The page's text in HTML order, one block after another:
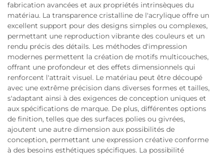
fabrication avancées et aux propriétés intrinsèques du
matériau. La transparence cristalline de l'acrylique offre un
excellent support pour des designs simples ou complexes,
permettant une reproduction vibrante des couleurs et un
rendu précis des détails. Les méthodes d'impression
modernes permettent la création de motifs multicouches,
offrant une profondeur et des effets dimensionnels qui
renforcent l'attrait visuel. Le matériau peut être découpé
avec une extrême précision dans diverses formes et tailles,
s'adaptant ainsi à des exigences de conception uniques et
aux spécifications de marque. De plus, différentes options
de finition, telles que des surfaces polies ou givrées,
ajoutent une autre dimension aux possibilités de
conception, permettant une expression créative conforme
à des besoins esthétiques spécifiques. La possibilité